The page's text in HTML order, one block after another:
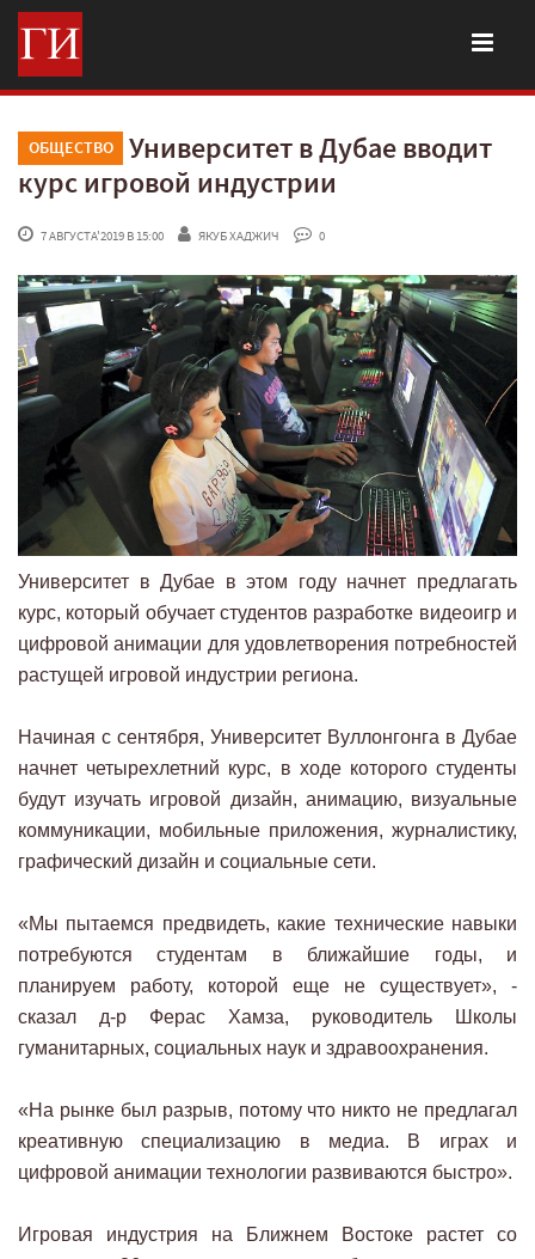
ОБЩЕСТВО
Университет в Дубае вводит
курс игровой индустрии
7 АВГУСТА'2019 В 15:00 ЯКУБ ХАДЖИЧ 0
Университет в Дубае в этом году начнет предлагать
курс, который обучает студентов разработке видеоигр и
цифровой анимации для удовлетворения потребностей
растущей игровой индустрии региона.
Начиная с сентября, Университет Вуллонгонга в Дубае
начнет четырехлетний курс, в ходе которого студенты
будут изучать игровой дизайн, анимацию, визуальные
коммуникации, мобильные приложения, журналистику,
графический дизайн и социальные сети.
«Мы пытаемся предвидеть, какие технические навыки
потребуются студентам в ближайшие годы, и
планируем работу, которой еще не существует», -
сказал д-р Ферас Хамза, руководитель Школы
гуманитарных, социальных наук и здравоохранения.
«На рынке был разрыв, потому что никто не предлагал
креативную специализацию в медиа. В играх и
цифровой анимации технологии развиваются быстро».
Игровая индустрия на Ближнем Востоке растет со